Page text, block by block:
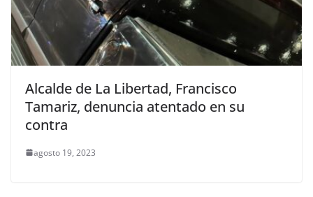
Alcalde de La Libertad, Francisco
Tamariz, denuncia atentado en su
contra
agosto 19, 2023